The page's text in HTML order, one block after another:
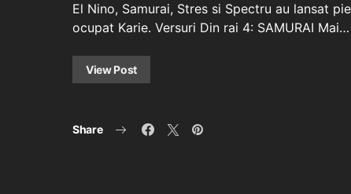
El Nino, Samurai, Stres si Spectru au lansat
ocupat Karie. Versuri Din rai 4: SAMURAI Mai…
View Post
Share